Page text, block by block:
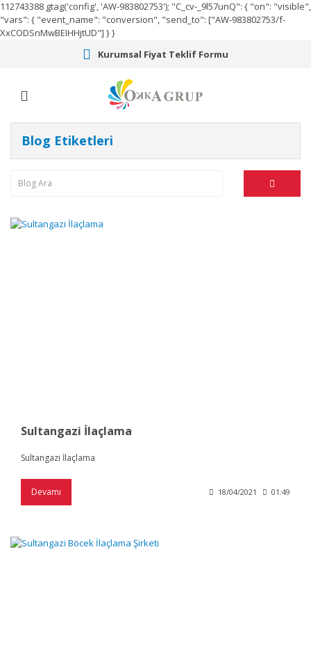
112743388 gtag('config', 'AW-983802753'); "C_cv-_9l57unQ": { "on": "visible",
"vars": { "event_name": "conversion", "send_to": ["AW-983802753/f-
XxCODSnMwBEIHHjtUD"] } }
Kurumsal Fiyat Teklif Formu
Blog Etiketleri
Sultangazi İlaçlama
Sultangazi İlaçlama
Devamı 18/04/2021 01:49